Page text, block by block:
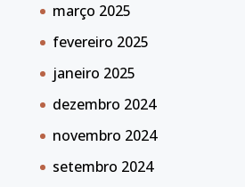
março 2025
fevereiro 2025
janeiro 2025
dezembro 2024
novembro 2024
setembro 2024